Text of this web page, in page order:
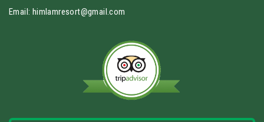
Email: himlamresort@gmail.com